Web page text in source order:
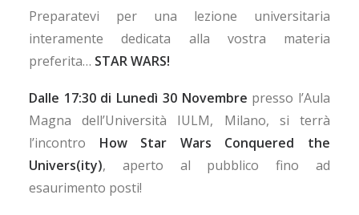
DOWNLOAD
RICERCA
Preparatevi per una lezione universitaria
interamente dedicata alla vostra materia
preferita… STAR WARS!
Dalle 17:30 di Lunedì 30 Novembre presso l’Aula
Magna dell’Università IULM, Milano, si terrà
l’incontro How Star Wars Conquered the
Univers(ity), aperto al pubblico fino ad
esaurimento posti!